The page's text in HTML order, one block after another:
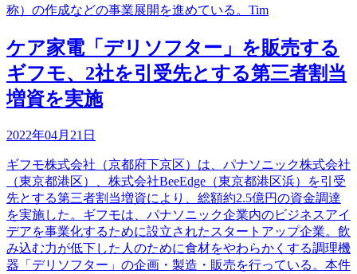
称）の作成などの事業展開を進めている。Tim
ケア家電「デリソフター」を販売する
ギフモ、2社を引受先とする第三者割当
増資を実施
2022年04月21日
ギフモ株式会社（京都府下京区）は、パナソニック株式会社
（東京都港区）、株式会社BeeEdge（東京都港区浜）を引受
先とする第三者割当増資により、総額約2.5億円の資金調達
を実施した。ギフモは、パナソニック企業内のビジネスアイ
デアを事業化するために設立されたスタートアップ企業。飲
み込む力が低下した人のために食材をやわらかくする調理機
器「デリソフター」の企画・製造・販売を行っている。本件